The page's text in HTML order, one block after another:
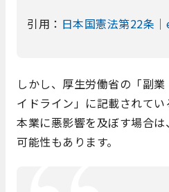
引用： 日本国憲法第22条
しかし、厚生労働省の「副
イドライン」に記載されて
本業に悪影響を及ぼす場合
可能性もあります。